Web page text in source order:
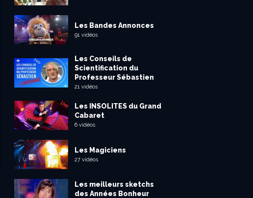
Les Bandes Annonces
91 vidéos
Les Conseils de
Scientification du
Professeur Sébastien
21 vidéos
Les INSOLITES du Grand
Cabaret
6 vidéos
Les Magiciens
27 vidéos
Les meilleurs sketchs
des Années Bonheur